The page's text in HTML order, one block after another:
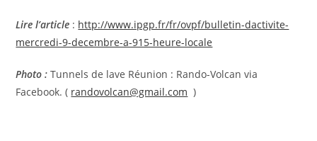
Lire l’article : http://www.ipgp.fr/fr/ovpf/bulletin-dactivite-
mercredi-9-decembre-a-915-heure-locale
Photo : Tunnels de lave Réunion : Rando-Volcan via
Facebook. ( randovolcan@gmail.com )